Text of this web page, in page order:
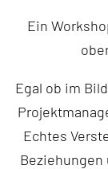
Ein
Egal ob im
Echtes